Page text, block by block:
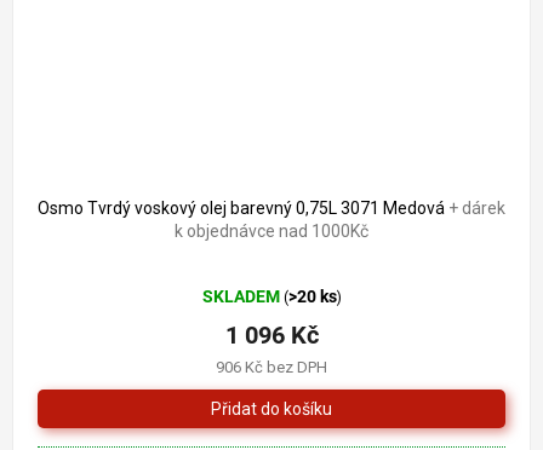
Osmo Tvrdý voskový olej barevný 0,75L 3071 Medová + dárek
k objednávce nad 1000Kč
hodnocení
produktu
je
5,0
z
5
hvězdiček.
SKLADEM (>20 ks)
906 Kč bez DPH
1 096 Kč